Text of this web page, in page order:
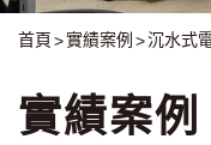
首頁 實績案例 沉水式
實績案例